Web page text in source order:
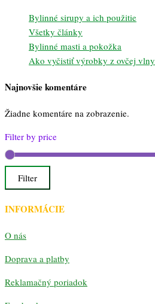
Bylinné sirupy a ich použitie
Všetky články
Bylinné masti a pokožka
Ako vyčistiť výrobky z ovčej vlny
Najnovšie komentáre
Žiadne komentáre na zobrazenie.
Filter by price
Filter
INFORMÁCIE
O nás
Doprava a platby
Reklamačný poriadok